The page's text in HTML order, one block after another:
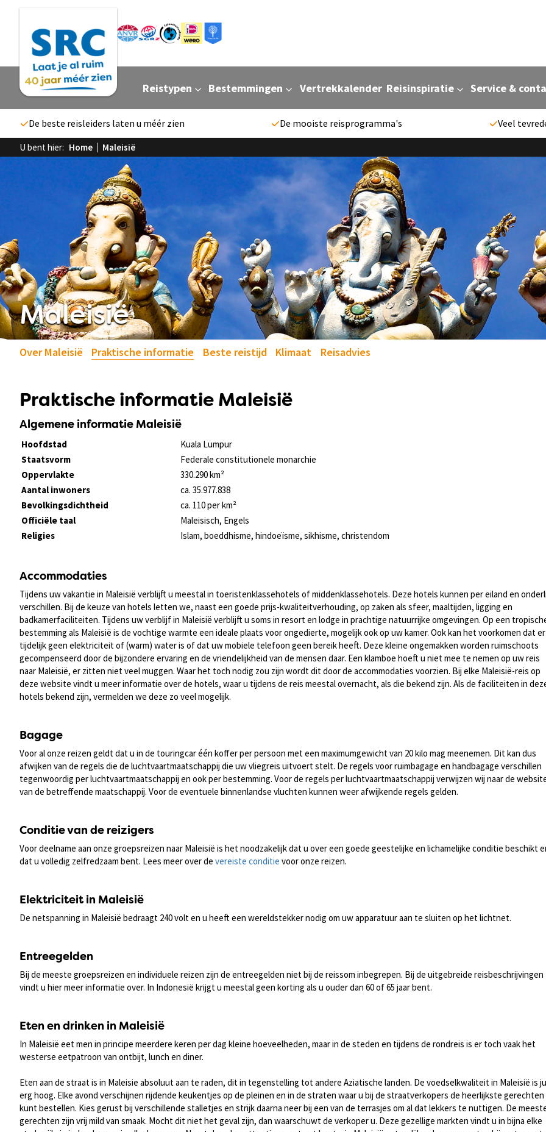
Reistypen Bestemmingen Vertrekkalender Reisinspiratie Service &
De beste reisleiders laten u méér zien De mooiste reisprogramma's Veel
U bent hier: Home Maleisië
Maleisië
Over Maleisië Praktische informatie Beste reistijd Klimaat Reisadvies
Praktische informatie Maleisië
Algemene informatie Maleisië
Hoofdstad
Kuala Lumpur
Staatsvorm
Federale constitutionele monarchie
Oppervlakte
330.290 km²
Aantal inwoners
ca. 35.977.838
Bevolkingsdichtheid
ca. 110 per km²
Officiële taal
Maleisisch, Engels
Religies
Islam, boeddhisme, hindoeïsme, sikhisme, christendom
Accommodaties
Tijdens uw vakantie in Maleisië verblijft u meestal in toeristenklassehotels of middenklassehotels. Deze hotels kunnen per eiland en
verschillen. Bij de keuze van hotels letten we, naast een goede prijs-kwaliteitverhouding, op zaken als sfeer, maaltijden, ligging en
badkamerfaciliteiten. Tijdens uw verblijf in Maleisië verblijft u soms in resort en lodge in prachtige natuurrijke omgevingen. Op een
bestemming als Maleisië is de vochtige warmte een ideale plaats voor ongedierte, mogelijk ook op uw kamer. Ook kan het voorkomen dat er
tijdelijk geen elektriciteit of (warm) water is of dat uw mobiele telefoon geen bereik heeft. Deze kleine ongemakken worden ruimschoots
gecompenseerd door de bijzondere ervaring en de vriendelijkheid van de mensen daar. Een klamboe hoeft u niet mee te nemen op uw reis
naar Maleisië, er zitten niet veel muggen. Waar het toch nodig zou zijn wordt dit door de accommodaties voorzien. Bij elke Maleisië-reis op
deze website vindt u meer informatie over de hotels, waar u tijdens de reis meestal overnacht, als die bekend zijn. Als de faciliteiten in
hotels bekend zijn, vermelden we deze zo veel mogelijk.
Bagage
Voor al onze reizen geldt dat u in de touringcar één koffer per persoon met een maximumgewicht van 20 kilo mag meenemen. Dit kan dus
afwijken van de regels die de luchtvaartmaatschappij die uw vliegreis uitvoert stelt. De regels voor ruimbagage en handbagage verschillen
tegenwoordig per luchtvaartmaatschappij en ook per bestemming. Voor de regels per luchtvaartmaatschappij verwijzen wij naar de
van de betreffende maatschappij. Voor de eventuele binnenlandse vluchten kunnen weer afwijkende regels gelden.
Conditie van de reizigers
Voor deelname aan onze groepsreizen naar Maleisië is het noodzakelijk dat u over een goede geestelijke en lichamelijke conditie beschikt
dat u volledig zelfredzaam bent. Lees meer over de vereiste conditie voor onze reizen.
Elektriciteit in Maleisië
De netspanning in Maleisië bedraagt 240 volt en u heeft een wereldstekker nodig om uw apparatuur aan te sluiten op het lichtnet.
Entreegelden
Bij de meeste groepsreizen en individuele reizen zijn de entreegelden niet bij de reissom inbegrepen. Bij de uitgebreide reisbeschrijvingen
vindt u hier meer informatie over. In Indonesië krijgt u meestal geen korting als u ouder dan 60 of 65 jaar bent.
Eten en drinken in Maleisië
In Maleisië eet men in principe meerdere keren per dag kleine hoeveelheden, maar in de steden en tijdens de rondreis is er toch vaak het
westerse eetpatroon van ontbijt, lunch en diner.
Eten aan de straat is in Maleisie absoluut aan te raden, dit in tegenstelling tot andere Aziatische landen. De voedselkwaliteit in Maleisië is
erg hoog. Elke avond verschijnen rijdende keukentjes op de pleinen en in de straten waar u bij de straatverkopers de heerlijkste gerechten
kunt bestellen. Kies gerust bij verschillende stalletjes en strijk daarna neer bij een van de terrasjes om al dat lekkers te nuttigen. De
gerechten zijn vrij mild van smaak. Mocht dit niet het geval zijn, dan waarschuwt de verkoper u. Deze gezellige markten vindt u in bijna elke